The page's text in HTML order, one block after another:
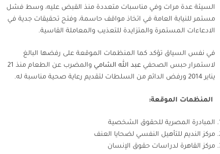
السيئة عدة مرات وفي مناسبات متعددة منذ القبض عليه، وسط فشل
مستمر للنيابة العامة في اتخاذ مواقف حاسمة، وفتح تحقيقات جدية في
الادعاءات المستمرة والمتزايدة للتعذيب والمعاملة القاسية.
في نفس السياق تؤكد كما المنظمات الموقعة على رفضها البالغ
لاستمرار حبس الصحفي عبد الله الشامي
والمضرب عن الطعام منذ 21
يناير 2014 ورفض الدائم من السلطات لتقديم رعاية صحية مناسبة له.
المنظمات الموقعة:
المبادرة المصرية للحقوق الشخصية
مركز النديم للتأهيل النفسي لضحايا العنف
مركز القاهرة لدراسات حقوق الإنسان